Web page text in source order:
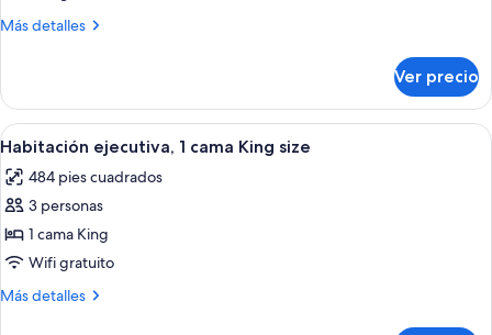
Deluxe,
King
size
Más detalles
Más
Deluxe,
cama
size
Ver precio
Abrir
todas
las
fotos
de
Habitación
ejecutiva,
Habitación de hotel con una cama
4
Habitación ejecutiva, 1 cama King size
484 pies cuadrados
3 personas
1 cama King
Wifi gratuito
Más detalles
Más